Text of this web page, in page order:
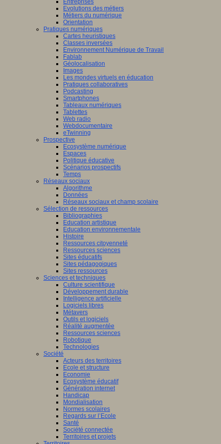
Entreprises
Evolutions des métiers
Métiers du numérique
Orientation
Pratiques numériques
Cartes heuristiques
Classes inversées
Environnement Numérique de Travail
Fablab
Géolocalisation
Images
Les mondes virtuels en éducation
Pratiques collaboratives
Podcasting
Smartphones
Tableaux numériques
Tablettes
Web radio
Webdocumentaire
eTwinning
Prospective
Ecosystème numérique
Espaces
Politique éducative
Scénarios prospectifs
Temps
Réseaux sociaux
Algorithme
Données
Réseaux sociaux et champ scolaire
Sélection de ressources
Bibliographies
Education artistique
Education environnementale
Histoire
Ressources citoyenneté
Ressources sciences
Sites éducatifs
Sites pédagogiques
Sites ressources
Sciences et techniques
Culture scientifique
Développement durable
Intelligence artificielle
Logiciels libres
Métavers
Outils et logiciels
Réalité augmentée
Ressources sciences
Robotique
Technologies
Société
Acteurs des territoires
Ecole et structure
Economie
Ecosystème éducatif
Génération internet
Handicap
Mondialisation
Normes scolaires
Regards sur l’Ecole
Santé
Société connectée
Territoires et projets